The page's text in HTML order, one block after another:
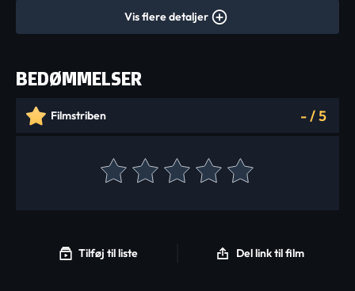
Vis flere detaljer
BEDØMMELSER
Filmstriben -/5
Tilføj til liste Del link til film